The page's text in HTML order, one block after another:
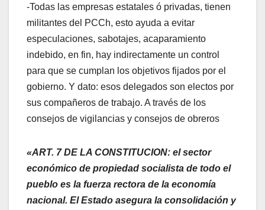
-Todas las empresas estatales ó privadas, tienen
militantes del PCCh, esto ayuda a evitar
especulaciones, sabotajes, acaparamiento
indebido, en fin, hay indirectamente un control
para que se cumplan los objetivos fijados por el
gobierno. Y dato: esos delegados son electos por
sus compañeros de trabajo. A través de los
consejos de vigilancias y consejos de obreros
«ART. 7 DE LA CONSTITUCION: el sector
económico de propiedad socialista de todo el
pueblo es la fuerza rectora de la economía
nacional. El Estado asegura la consolidación y